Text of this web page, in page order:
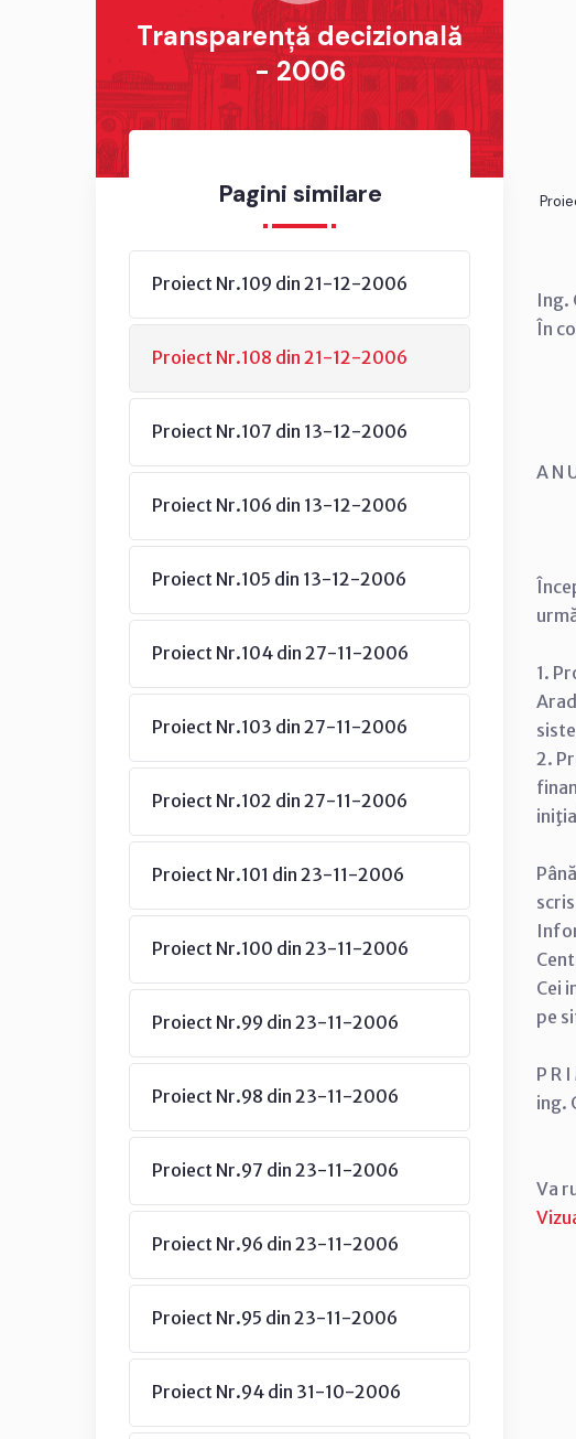
Transparență decizională
- 2006
Pagini similare
Proiect Nr.109 din 21-12-2006
Proiect Nr.108 din 21-12-2006
Proiect Nr.107 din 13-12-2006
Proiect Nr.106 din 13-12-2006
Proiect Nr.105 din 13-12-2006
Proiect Nr.104 din 27-11-2006
Proiect Nr.103 din 27-11-2006
Proiect Nr.102 din 27-11-2006
Proiect Nr.101 din 23-11-2006
Proiect Nr.100 din 23-11-2006
Proiect Nr.99 din 23-11-2006
Proiect Nr.98 din 23-11-2006
Proiect Nr.97 din 23-11-2006
Proiect Nr.96 din 23-11-2006
Proiect Nr.95 din 23-11-2006
Proiect Nr.94 din 31-10-2006
Ing.
În
A N
1.
2.
Cei
pe
P R
ing.
Va